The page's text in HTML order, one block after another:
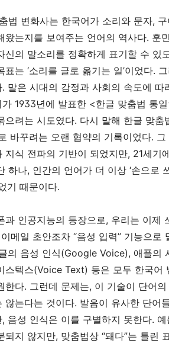
법 변화사는 한국어가 소리와 문자,
왔는지를 보여주는 언어의 역사다. 훈
신의 말소리를 정확하게 표기할 수 있
표는 ‘소리를 글로 옮기는 일’이었다.
. 말은 시대의 감정과 사회의 속도에
가 1933년에 발표한 <한글 맞춤법 통
으려는 시도였다. 다시 말해 한글 맞춤
바꾸려는 오랜 협약의 기록이었다.
지식 전파의 기반이 되었지만, 21세기
하나, 인간의 언어가 더 이상 ‘손으로
기 때문이다.
과 인공지능의 등장으로, 우리는 이제
메일 초안조차 “음성 입력” 기능으로
의 음성 인식(Google Voice), 애플의
스텍스(Voice Text) 등은 모두 한국어
한다. 그런데 문제는, 이 기술이 단어의
않는다는 것이다. 발음이 유사한 단어
음성 인식은 이를 구별하지 못한다. 예
되지 않지만, 맞춤법상 “돼다”는 틀린